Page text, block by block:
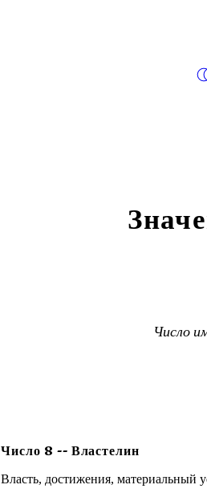
Число
Число 8 -- Властелин
Власть, достижения, материальный